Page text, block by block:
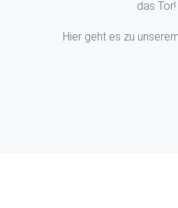
das Tor!
Hier geht es zu unserem